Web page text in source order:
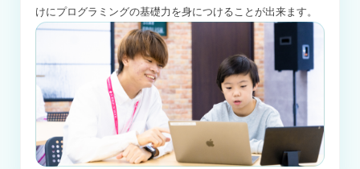
けにプログラミングの基礎力を身につけることが出来ます。